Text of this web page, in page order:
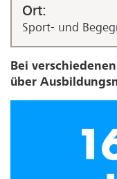
Ort:
Sport- und
Bei
über